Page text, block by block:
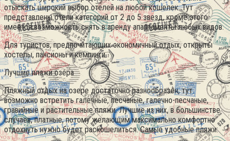
отыскать широкий выбор отелей на любой кошелек. Тут
представлены отели категорий от 2 до 5 звезд, кроме этого
имеется возможность снять в аренду апартаменты любых видов.
Для туристов, предпочитающих экономичный отдых, открыты
хостелы, пансионы и кемпинги.
Лучшие пляжи озера
Пляжный отдых на озере достаточно разнообразен, тут
возможно встретить галечные, песчаные, галечно-песчаные,
гравийные и растительные пляжи. Лучшие из них, в большинстве
случаев, платные, потому желающим максимально комфортно
отдохнуть нужно будет раскошелиться. Самые удобные пляжи: